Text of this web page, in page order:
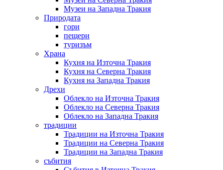
Музеи на Западна Тракия
Природата
гори
пещери
туризъм
Храна
Кухня на Източна Тракия
Кухня на Северна Тракия
Кухня на Западна Тракия
Дрехи
Облекло на Източна Тракия
Облекло на Северна Тракия
Облекло на Западна Тракия
традиции
Традиции на Източна Тракия
Традиции на Северна Тракия
Традиции на Западна Тракия
събития